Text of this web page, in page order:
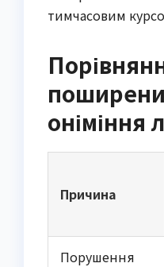
тимчасовим
оніміння
Причина
Порушення